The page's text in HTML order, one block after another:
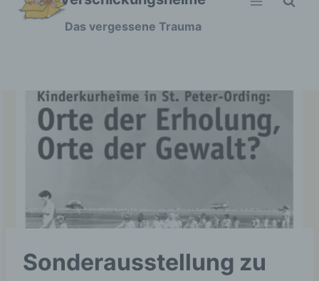
Zum
Das vergessene Trauma
Sonderausstellung zu